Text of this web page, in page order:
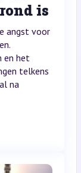
is
angst voor
en het
telkens
na